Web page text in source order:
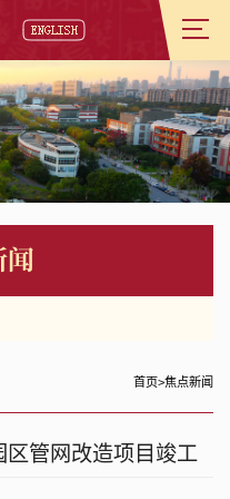
首页>焦点新闻
管网改造项目竣工